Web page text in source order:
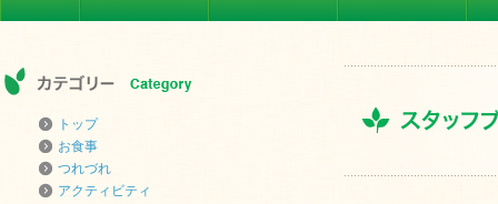
トップ
お食事
つれづれ
アクティビティ